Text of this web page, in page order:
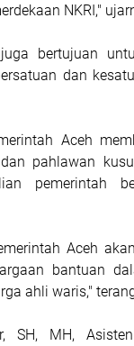
NKRI,"
bertujuan
dan
Aceh
pahlawan
pemerintah
Aceh
bantuan
ahli waris,"
SH, MH,